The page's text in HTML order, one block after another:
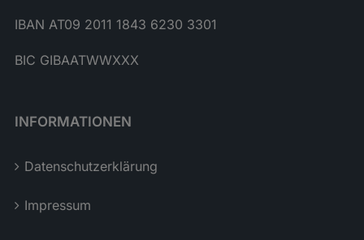
IBAN AT09 2011 1843 6230 3301
BIC GIBAATWWXXX
INFORMATIONEN
Datenschutzerklärung
Impressum